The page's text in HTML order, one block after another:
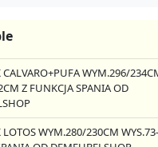
WYM.296/
Z FUNKCJA SPANIA OD
WYM.280/230CM